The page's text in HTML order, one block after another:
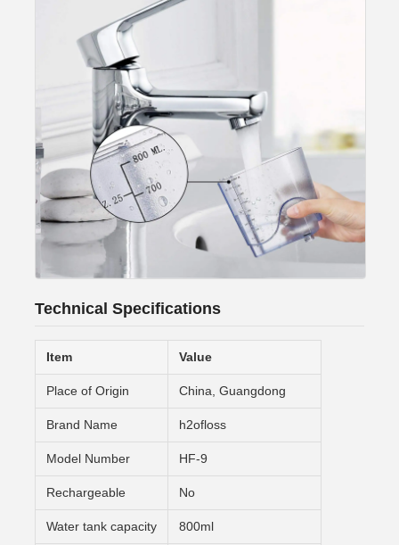
Technical Specifications
Item Value
Place of Origin China, Guangdong
Brand Name h2ofloss
Model Number HF-9
Rechargeable No
Water tank capacity 800ml